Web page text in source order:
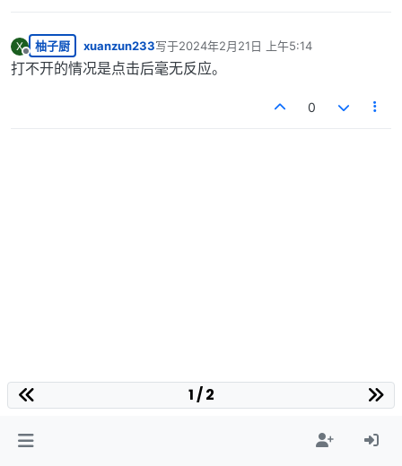
X
离线
柚子厨 xuanzun233写于2024年2月21日 上午5:14
最后由 编辑
打不开的情况是点击后毫无反应。
0
1 / 2